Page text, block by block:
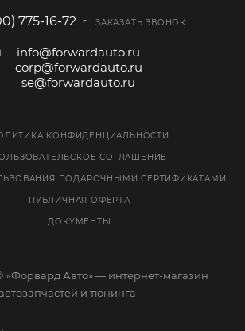
775-16-72 ЗАКАЗАТЬ ЗВОНОК
info@forwardauto.ru
corp@forwardauto.ru
se@forwardauto.ru
КОНФИДЕНЦИАЛЬНОСТИ
СОГЛАШЕНИЕ
ПОДАРОЧНЫМИ СЕРТИФИКАТАМИ
ПУБЛИЧНАЯ ОФЕРТА
ДОКУМЕНТЫ
«Форвард Авто» — интернет-магазин
автозапчастей и тюнинга